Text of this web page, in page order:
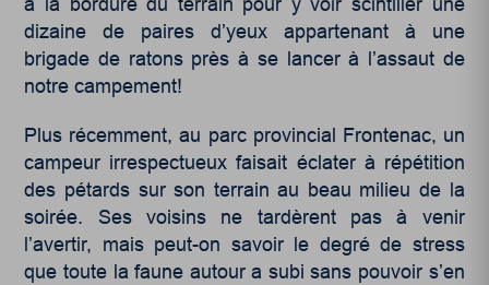
à la bordure du terrain pour y voir scintiller une
dizaine de paires d’yeux appartenant à une
brigade de ratons près à se lancer à l’assaut de
notre campement!
Plus récemment, au parc provincial Frontenac, un
campeur irrespectueux faisait éclater à répétition
des pétards sur son terrain au beau milieu de la
soirée. Ses voisins ne tardèrent pas à venir
l’avertir, mais peut-on savoir le degré de stress
que toute la faune autour a subi sans pouvoir s’en